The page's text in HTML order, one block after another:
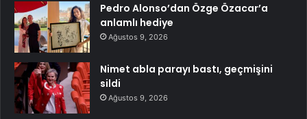
Pedro Alonso’dan Özge Özacar’a
anlamlı hediye
Ağustos 9, 2026
Nimet abla parayı bastı, geçmişini
sildi
Ağustos 9, 2026